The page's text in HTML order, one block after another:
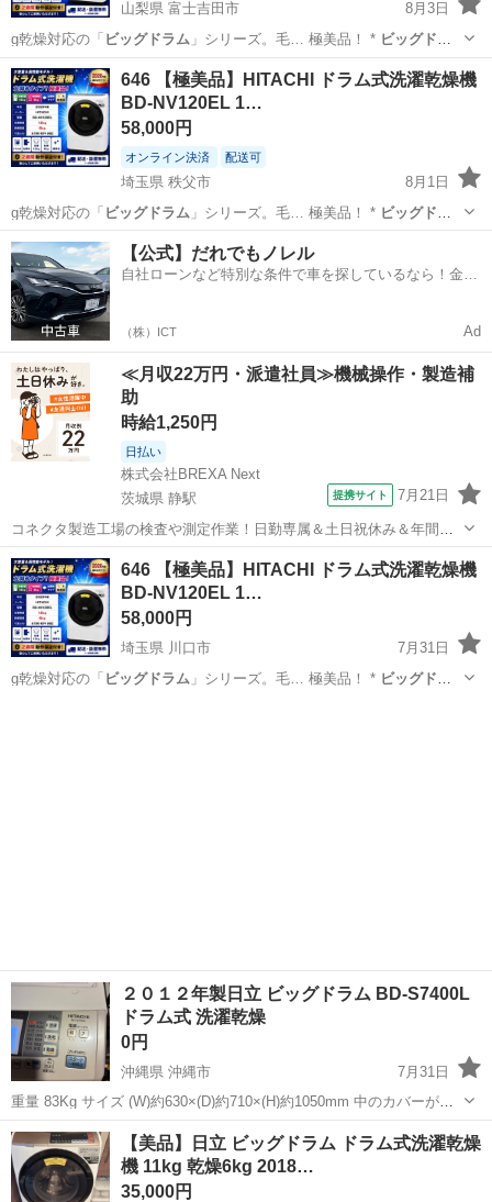
山梨県 富士吉田市
8月3日
g乾燥対応の「 ビッグドラム」シリーズ。毛… 極美品！ * ビッグドラ
ム搭載 * 大容…
山梨 富士吉田市 生活家電 ビッグドラム
646 【極美品】HITACHI ドラム式洗濯乾燥機
BD-NV120EL 1…
58,000円
オンライン決済 配送可
埼玉県 秩父市
8月1日
g乾燥対応の「 ビッグドラム 」シリーズ。毛… 極美品！ * ビッグドラ
ム搭載 * 大容…
埼玉 秩父市 生活家電 ビッグドラム
【公式】だれでもノレル
自社ローンなど特別な条件で車を探しているなら！金利
（株）ICT Ad
≪月収22万円・派遣社員≫機械操作・製造補
助
時給1,250円
日払い
株式会社BREXA Next
茨城県 静駅
提携サイト 7月21日
コネクタ製造工場の検査や測定作業！日勤専属＆土日祝休み＆年間休
日128日★クリーンルーム内作業★マイカー通勤OK＆無料駐車場あり
★就業先食堂利用可！日払い制度あり！《茨城県常陸大宮市》 人気の
工場のお仕事 ◇コネクタ製造工...
茨城 常陸大宮市 静駅
646 【極美品】HITACHI ドラム式洗濯乾燥機
BD-NV120EL 1…
58,000円
埼玉県 川口市
7月31日
g乾燥対応の「 ビッグドラム 」シリーズ。毛… 極美品！ * ビッグドラ
２０１２年製日立 ビッグドラム BD-S7400L
ドラム式 洗濯乾燥
0円
沖縄県 沖縄市
7月31日
重量 83Kg サイズ (W)約630×(D)約710×(H)約1050mm 中のカバーが取
れておりますが、そのまま現状利用してます。 引っ越しに伴い処分予
定。 8/19-8/23迄の間に取りに来て下さる方。 4階...
沖縄 沖縄市 生活家電
【美品】日立 ビッグドラム ドラム式洗濯乾燥
機 11kg 乾燥6kg 2018…
35,000円